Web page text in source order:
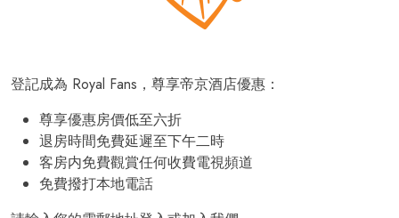
登記成為 Royal Fans，尊享帝京酒店優惠：
尊享優惠房價低至六折
退房時間免費延遲至下午二時
客房内免費觀賞任何收費電視頻道
免費撥打本地電話